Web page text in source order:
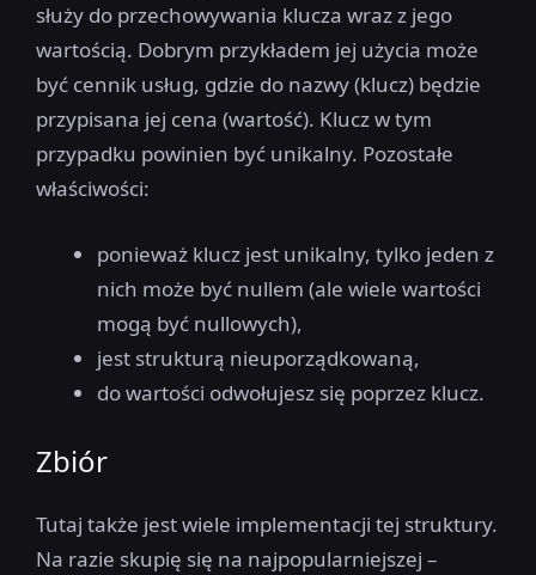
służy do przechowywania klucza wraz z jego
wartością. Dobrym przykładem jej użycia może
być cennik usług, gdzie do nazwy (klucz) będzie
przypisana jej cena (wartość). Klucz w tym
przypadku powinien być unikalny. Pozostałe
właściwości:
ponieważ klucz jest unikalny, tylko jeden z
nich może być nullem (ale wiele wartości
mogą być nullowych),
jest strukturą nieuporządkowaną,
do wartości odwołujesz się poprzez klucz.
Zbiór
Tutaj także jest wiele implementacji tej struktury.
Na razie skupię się na najpopularniejszej –